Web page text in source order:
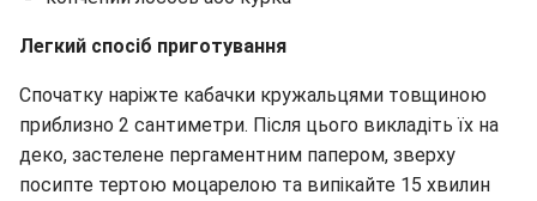
Легкий спосіб приготування
Спочатку наріжте кабачки кружальцями товщиною
приблизно 2 сантиметри. Після цього викладіть їх на
деко, застелене пергаментним папером, зверху
посипте тертою моцарелою та випікайте 15 хвилин